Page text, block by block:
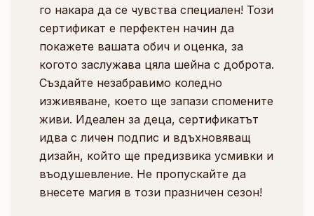
го накара да се чувства специален! Този
сертификат е перфектен начин да
покажете вашата обич и оценка, за
когото заслужава цяла шейна с доброта.
Създайте незабравимо коледно
изживяване, което ще запази спомените
живи. Идеален за деца, сертификатът
идва с личен подпис и вдъхновяващ
дизайн, който ще предизвика усмивки и
въодушевление. Не пропускайте да
внесете магия в този празничен сезон!